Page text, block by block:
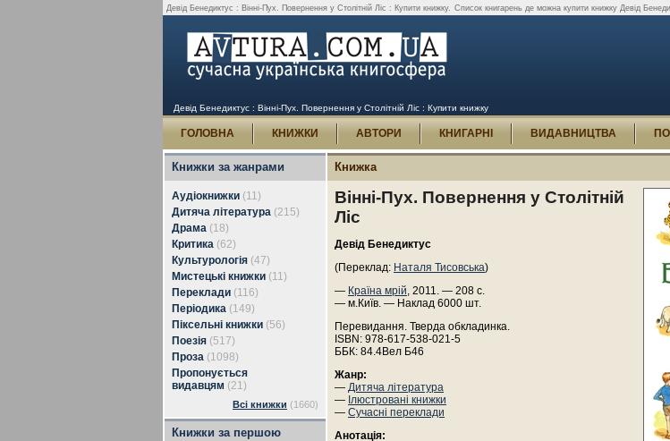
Девід Бенедиктус : Вінні-Пух. Повернення у Столітній Ліс : Купити книжку. Список книгарень де можна купити книжку Девід
Девід Бенедиктус : Вінні-Пух. Повернення у Столітній Ліс : Купити книжку
ГОЛОВНА КНИЖКИ АВТОРИ КНИГАРНІ ВИДАВНИЦТВА
Книжки за жанрами
Аудіокнижки (11)
Дитяча література (215)
Драма (18)
Критика (62)
Культурологія (47)
Мистецькі книжки (11)
Переклади (116)
Періодика (149)
Піксельні книжки (56)
Поезія (517)
Проза (1098)
Пропонується
видавцям (21)
Всі книжки (1660)
Книжки за першою
Книжка
Вінні-Пух. Повернення у Столітній
Ліс
Девід Бенедиктус
(Переклад: Наталя Тисовська)
— Країна мрій, 2011. — 208 с.
— м.Київ. — Наклад 6000 шт.
Перевидання. Тверда обкладинка.
ISBN: 978-617-538-021-5
ББК: 84.4Вел Б46
Жанр:
— Дитяча література
— Ілюстровані книжки
— Сучасні переклади
Анотація: